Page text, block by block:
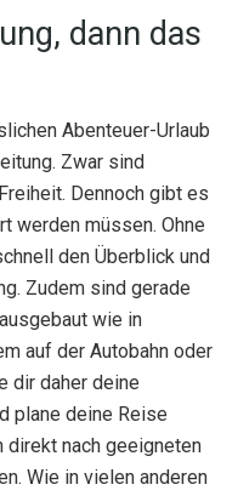
dann das
Abenteuer-Urlaub
Zwar sind
Dennoch gibt es
werden müssen. Ohne
den Überblick und
Zudem sind gerade
wie in
auf der Autobahn oder
dir daher deine
plane deine Reise
direkt nach geeigneten
Wie in vielen anderen